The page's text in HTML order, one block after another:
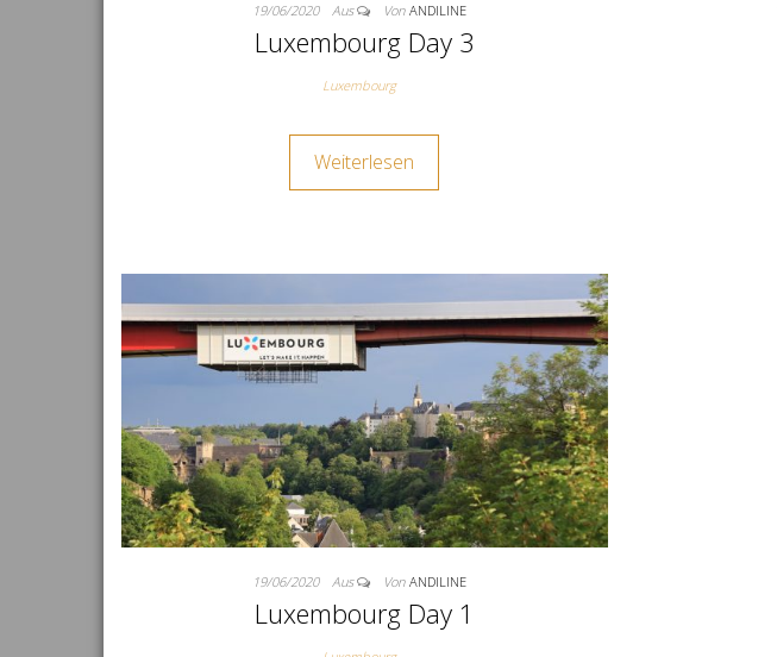
19/06/2020 Aus Von ANDILINE
Luxembourg Day 3
Luxembourg
Weiterlesen
19/06/2020 Aus Von ANDILINE
Luxembourg Day 1